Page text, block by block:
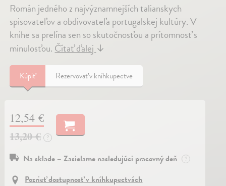
Román jedného z najvýznamnejších talianskych
spisovateľov a obdivovateľa portugalskej kultúry. V
knihe sa prelína sen so skutočnosťou a prítomnosť s
minulosťou. Čítať ďalej ↓
Kúpiť Rezervovať v kníhkupectve
12,54 €
13,20 €
?
Na sklade – Zasielame nasledujúci pracovný deň ?
Pozrieť dostupnosť v kníhkupectvách